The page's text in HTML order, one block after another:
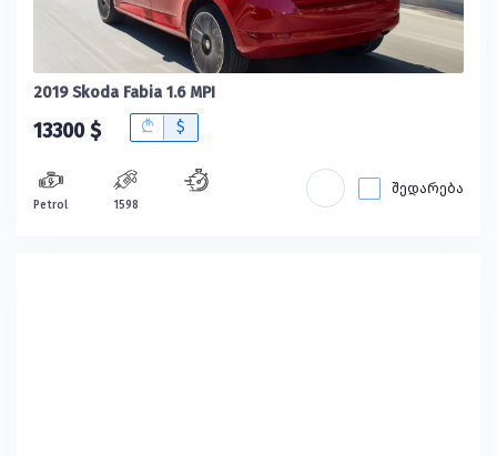
2019 Skoda Fabia 1.6 MPI
13300 $ B $
Petrol 1598
შედარება